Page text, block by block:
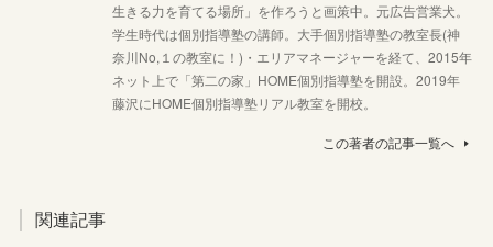
生きる力を育てる場所」を作ろうと画策中。元広告営業犬。
学生時代は個別指導塾の講師。大手個別指導塾の教室長(神
奈川No,１の教室に！)・エリアマネージャーを経て、2015年
ネット上で「第二の家」HOME個別指導塾を開設。2019年
藤沢にHOME個別指導塾リアル教室を開校。
この著者の記事一覧へ
関連記事